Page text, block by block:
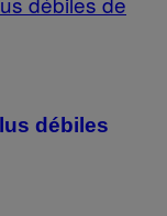
débiles